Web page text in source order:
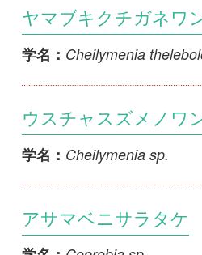
ジマメタケ
学名：
学名：Geneosperma geneosporum
ヤケアトサカズキタケ
学名： Geopyxis carbonaria